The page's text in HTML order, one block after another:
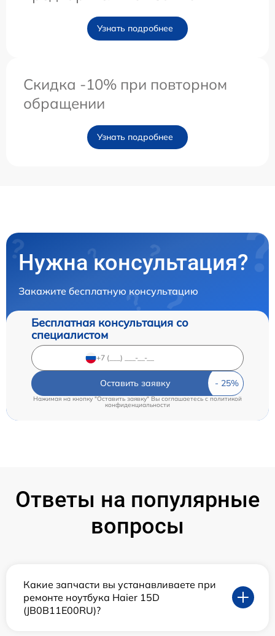
Узнать подробнее
Скидка -10% при повторном
обращении
Узнать подробнее
Нужна консультация?
Закажите бесплатную консультацию
Бесплатная консультация со
специалистом
Оставить заявку
Нажимая на кнопку "Оставить заявку" Вы соглашаетесь cполитикой
конфиденциальности
Ответы на популярные
вопросы
Какие запчасти вы устанавливаете при
ремонте ноутбука Haier 15D
(JB0B11E00RU)?